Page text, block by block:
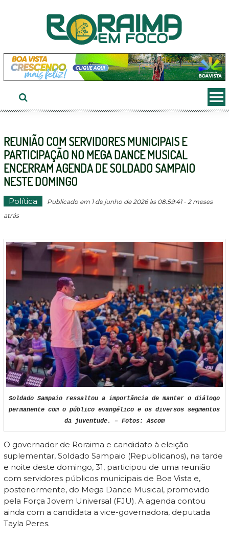
REUNIÃO COM SERVIDORES MUNICIPAIS E
PARTICIPAÇÃO NO MEGA DANCE MUSICAL
ENCERRAM AGENDA DE SOLDADO SAMPAIO
NESTE DOMINGO
Política
Publicado em 1 de junho de 2026 às 08:59:41 - 2 meses
atrás
Soldado Sampaio ressaltou a importância de manter o diálogo
permanente com o público evangélico e os diversos segmentos
da juventude. – Fotos: Ascom
O governador de Roraima e candidato à eleição
suplementar, Soldado Sampaio (Republicanos), na tarde
e noite deste domingo, 31, participou de uma reunião
com servidores públicos municipais de Boa Vista e,
posteriormente, do Mega Dance Musical, promovido
pela Força Jovem Universal (FJU). A agenda contou
ainda com a candidata a vice-governadora, deputada
Tayla Peres.